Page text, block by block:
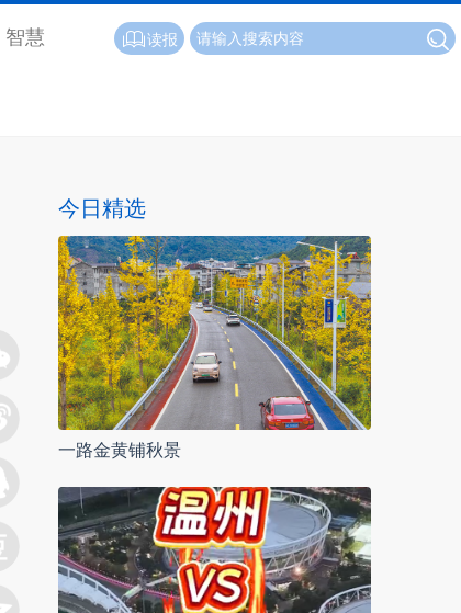
智慧 读报
今日精选
一路金黄铺秋景